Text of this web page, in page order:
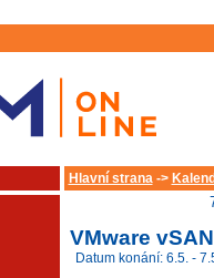
Hlavní strana->
VMware
Datum konání: 6.5. -